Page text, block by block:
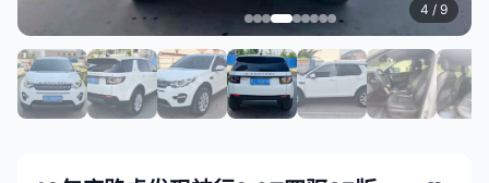
4 / 9